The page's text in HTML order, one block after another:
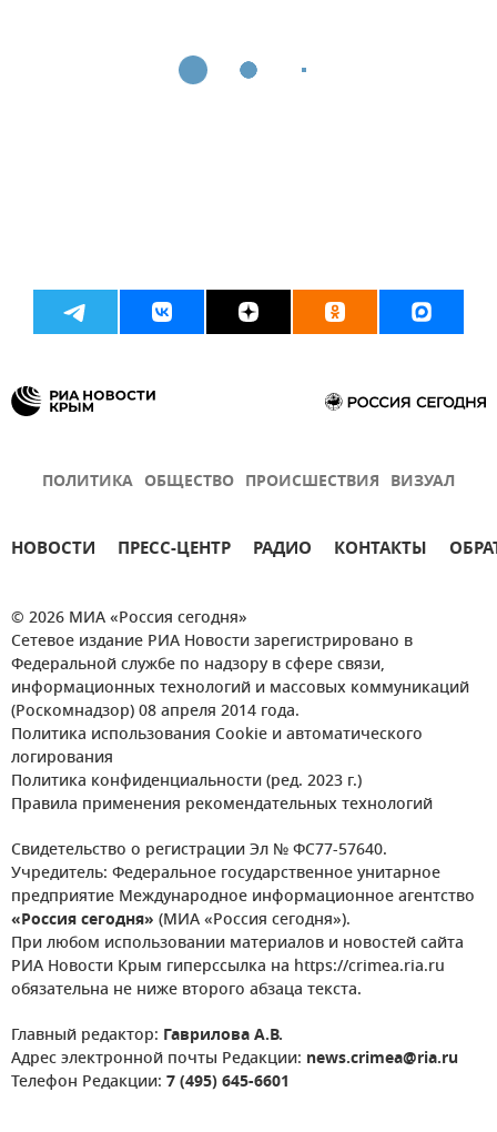
ПОЛИТИКА ОБЩЕСТВО ПРОИСШЕСТВИЯ ВИЗУАЛ
НОВОСТИ ПРЕСС-ЦЕНТР РАДИО КОНТАКТЫ
© 2026 МИА «Россия сегодня»
Сетевое издание РИА Новости зарегистрировано в
Федеральной службе по надзору в сфере связи,
информационных технологий и массовых коммуникаций
(Роскомнадзор) 08 апреля 2014 года.
Политика использования Cookie и автоматического
логирования
Политика конфиденциальности (ред. 2023 г.)
Правила применения рекомендательных технологий
Свидетельство о регистрации Эл № ФС77-57640.
Учредитель: Федеральное государственное унитарное
предприятие Международное информационное агентство
«Россия сегодня» (МИА «Россия сегодня»).
При любом использовании материалов и новостей сайта
РИА Новости Крым гиперссылка на https://crimea.ria.ru
обязательна не ниже второго абзаца текста.
Главный редактор: Гаврилова А.В.
Адрес электронной почты Редакции: news.crimea@ria.ru
Телефон Редакции: 7 (495) 645-6601